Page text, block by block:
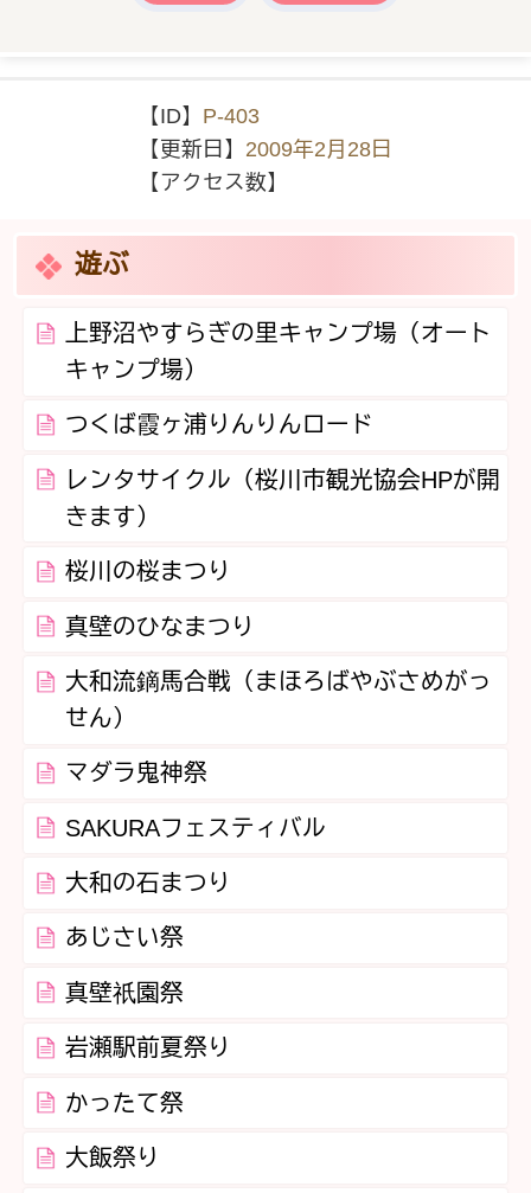
【ID】 P-403
【更新日】 2009年2月28日
【アクセス数】
遊ぶ
上野沼やすらぎの里キャンプ場（オート
キャンプ場）
つくば霞ヶ浦りんりんロード
レンタサイクル（桜川市観光協会HPが開
きます）
桜川の桜まつり
真壁のひなまつり
大和流鏑馬合戦（まほろばやぶさめがっ
せん）
マダラ鬼神祭
SAKURAフェスティバル
大和の石まつり
あじさい祭
真壁祇園祭
岩瀬駅前夏祭り
かったて祭
大飯祭り